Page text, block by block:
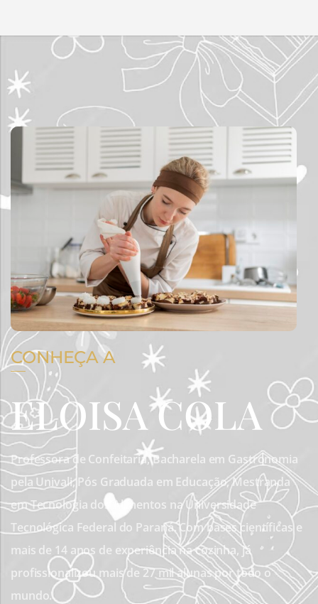
CONHEÇA A
ELOISA COLA
Professora de Confeitaria, Bacharela em Gastronomia
pela Univali, Pós Graduada em Educação, Mestranda
em Tecnologia dos Alimentos na Universidade
Tecnológica Federal do Paraná. Com bases científicas e
mais de 14 anos de experiência na cozinha, já
profissionalizou mais de 27 mil alunas por todo o
mundo.